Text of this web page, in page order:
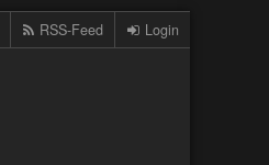
RSS-Feed Login